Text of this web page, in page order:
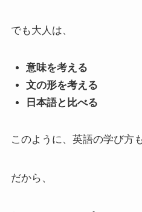
でも大人は、
意味を考える
文の形を考える
日本語と比べる
このように、英語の学び方
だから、